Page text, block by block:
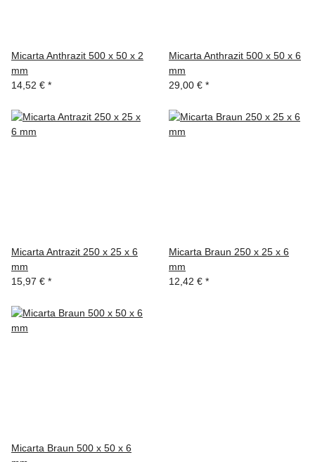
Micarta Anthrazit 500 x 50 x 2
mm
14,52 € *
Micarta Anthrazit 500 x 50 x 6
mm
29,00 € *
Micarta Antrazit 250 x 25 x 6
mm
15,97 € *
Micarta Braun 250 x 25 x 6
mm
12,42 € *
Micarta Braun 500 x 50 x 6